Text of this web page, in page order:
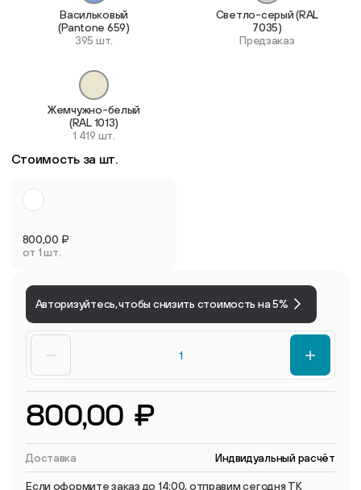
Васильковый
(Pantone 659)
395 шт.
Светло-серый (RAL
7035)
Предзаказ
Жемчужно-белый
(RAL 1013)
1 419 шт.
Стоимость за шт.
800,00 ₽
от 1 шт.
Авторизуйтесь, чтобы снизить стоимость на 5%
800,00 ₽
Доставка Индвидуальный расчёт
Если оформите заказ до 14:00, отправим сегодня ТК